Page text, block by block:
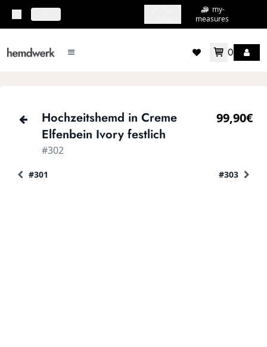
my-
measures
mainMenu.menu 0
Hochzeitshemd in Creme
Elfenbein Ivory festlich
#302
99,90€
#301 #303